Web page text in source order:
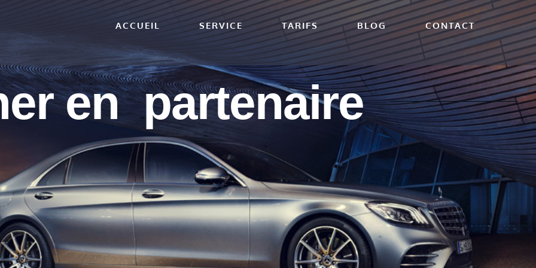
ACCUEIL SERVICE TARIFS BLOG CONTACT
en partenaire